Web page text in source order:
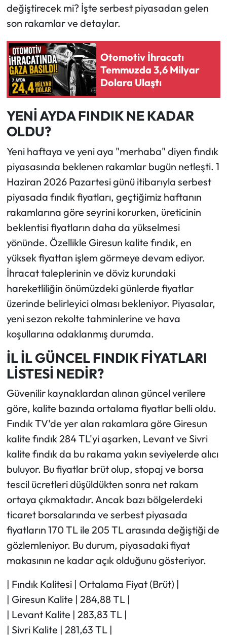
değiştirecek mi? İşte serbest piyasadan gelen
son rakamlar ve detaylar.
Otomotiv İhracatı
Temmuzda 3,6 Milyar
Dolara Ulaştı
YENİ AYDA FINDIK NE KADAR
OLDU?
Yeni haftaya ve yeni aya "merhaba" diyen fındık
piyasasında beklenen rakamlar bugün netleşti. 1
Haziran 2026 Pazartesi günü itibarıyla serbest
piyasada fındık fiyatları, geçtiğimiz haftanın
rakamlarına göre seyrini korurken, üreticinin
beklentisi fiyatların daha da yükselmesi
yönünde. Özellikle Giresun kalite fındık, en
yüksek fiyattan işlem görmeye devam ediyor.
İhracat taleplerinin ve döviz kurundaki
hareketliliğin önümüzdeki günlerde fiyatlar
üzerinde belirleyici olması bekleniyor. Piyasalar,
yeni sezon rekolte tahminlerine ve hava
koşullarına odaklanmış durumda.
İL İL GÜNCEL FINDIK FİYATLARI
LİSTESİ NEDİR?
Güvenilir kaynaklardan alınan güncel verilere
göre, kalite bazında ortalama fiyatlar belli oldu.
Fındık TV'de yer alan rakamlara göre Giresun
kalite fındık 284 TL'yi aşarken, Levant ve Sivri
kalite fındık da bu rakama yakın seviyelerde alıcı
buluyor. Bu fiyatlar brüt olup, stopaj ve borsa
tescil ücretleri düşüldükten sonra net rakam
ortaya çıkmaktadır. Ancak bazı bölgelerdeki
ticaret borsalarında ve serbest piyasada
fiyatların 170 TL ile 205 TL arasında değiştiği de
gözlemleniyor. Bu durum, piyasadaki fiyat
makasının ne kadar açık olduğunu gösteriyor.
| Fındık Kalitesi | Ortalama Fiyat (Brüt) |
| Giresun Kalite | 284,88 TL |
| Levant Kalite | 283,83 TL |
| Sivri Kalite | 281,63 TL |
Sağlık
Teknoloji